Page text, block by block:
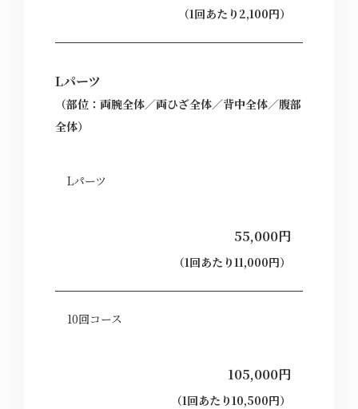
（1回あたり2,100円）
Lパーツ
（部位：両腕全体／両ひざ全体／背中全体／腹部
全体）
Lパーツ
55,000円
（1回あたり11,000円）
10回コース
105,000円
（1回あたり10,500円）